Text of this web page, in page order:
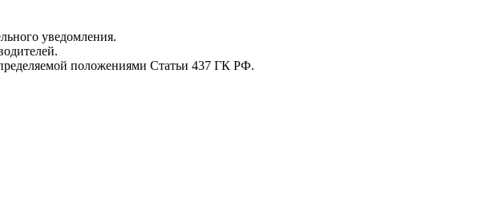
уведомления.
положениями Статьи 437 ГК РФ.